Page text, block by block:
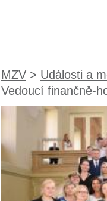
MZV > Události a
Vedoucí finančně-